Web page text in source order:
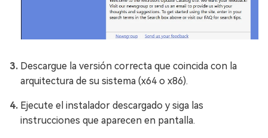
Descargue la versión correcta que coincida con la
arquitectura de su sistema (x64 o x86).
Ejecute el instalador descargado y siga las
instrucciones que aparecen en pantalla.